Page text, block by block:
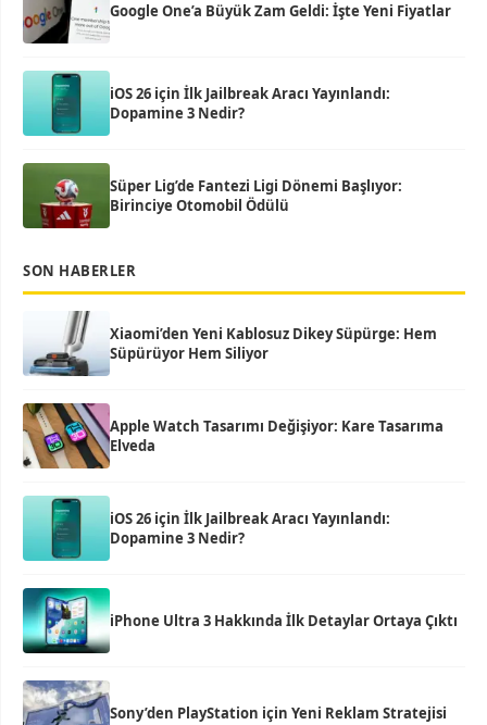
Google One’a Büyük Zam Geldi: İşte Yeni Fiyatlar
iOS 26 için İlk Jailbreak Aracı Yayınlandı:
Dopamine 3 Nedir?
Süper Lig’de Fantezi Ligi Dönemi Başlıyor:
Birinciye Otomobil Ödülü
SON HABERLER
Xiaomi’den Yeni Kablosuz Dikey Süpürge: Hem
Süpürüyor Hem Siliyor
Apple Watch Tasarımı Değişiyor: Kare Tasarıma
Elveda
iOS 26 için İlk Jailbreak Aracı Yayınlandı:
Dopamine 3 Nedir?
iPhone Ultra 3 Hakkında İlk Detaylar Ortaya Çıktı
Sony’den PlayStation için Yeni Reklam Stratejisi